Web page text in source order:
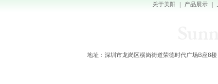
关于美阳 产品展示
地址：深圳市龙岗区横岗街道荣德时代广场B座8